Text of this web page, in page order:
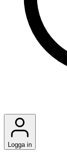
Logga in